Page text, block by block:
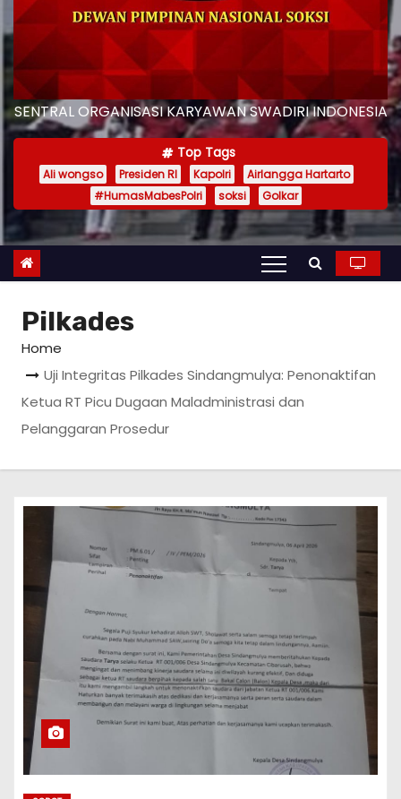
SENTRAL ORGANISASI KARYAWAN SWADIRI INDONESIA
Top Tags
Ali wongso Presiden RI Kapolri
Airlangga Hartarto
#HumasMabesPolri
soksi Golkar
Pilkades
Home
Uji Integritas Pilkades Sindangmulya: Penonaktifan
Ketua RT Picu Dugaan Maladministrasi dan
Pelanggaran Prosedur